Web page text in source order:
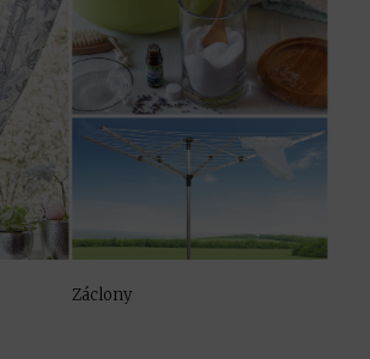
Záclony